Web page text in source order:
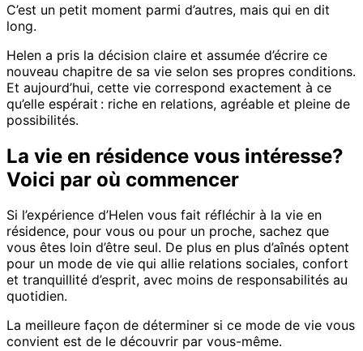
C’est un petit moment parmi d’autres, mais qui en dit
long.
Helen a pris la décision claire et assumée d’écrire ce
nouveau chapitre de sa vie selon ses propres conditions.
Et aujourd’hui, cette vie correspond exactement à ce
qu’elle espérait : riche en relations, agréable et pleine de
possibilités.
La vie en résidence vous intéresse?
Voici par où commencer
Si l’expérience d’Helen vous fait réfléchir à la vie en
résidence, pour vous ou pour un proche, sachez que
vous êtes loin d’être seul. De plus en plus d’aînés optent
pour un mode de vie qui allie relations sociales, confort
et tranquillité d’esprit, avec moins de responsabilités au
quotidien.
La meilleure façon de déterminer si ce mode de vie vous
convient est de le découvrir par vous-même.